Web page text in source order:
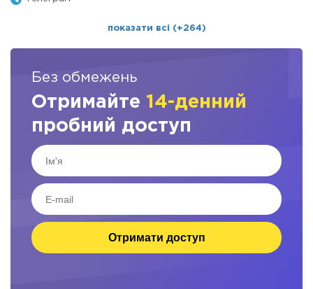
показати всі (+264)
Без обмежень
Отримайте 14-денний
пробний доступ
Отримати доступ